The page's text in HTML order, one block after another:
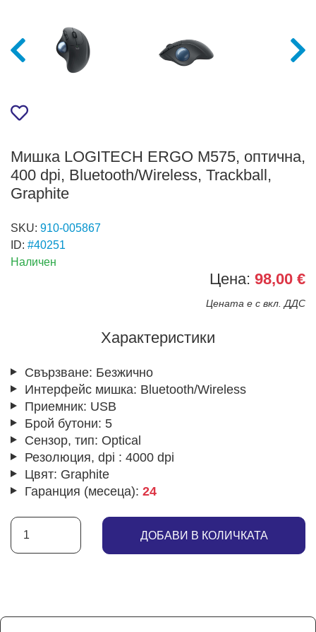
Мишка LOGITECH ERGO M575, оптична,
400 dpi, Bluetooth/Wireless, Trackball,
Graphite
SKU: 910-005867
ID: #40251
Наличен
Цена: 98,00 €
Цената е с вкл. ДДС
Характеристики
Свързване: Безжично
Интерфейс мишка: Bluetooth/Wireless
Приемник: USB
Брой бутони: 5
Сензор, тип: Optical
Резолюция, dpi : 4000 dpi
Цвят: Graphite
Гаранция (месеца): 24
ДОБАВИ В КОЛИЧКАТА